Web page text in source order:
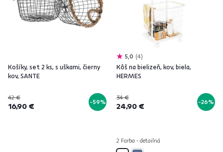
Košíky, set 2 ks, s uškami, čierny
kov, SANTE
42 €
16,90 € -59%
5,0 4
Kôš na bielizeň, kov, biela,
HERMES
34 €
24,90 € -26%
2 Farba - detailná